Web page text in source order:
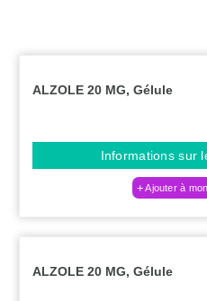
ALZOLE 20 MG, Gélule
Informations sur
Ajouter à
ALZOLE 20 MG, Gélule